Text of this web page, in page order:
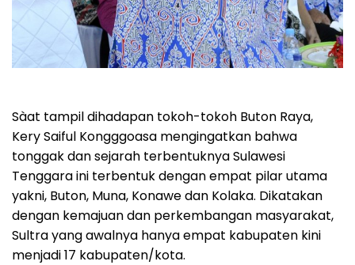
Sàat tampil dihadapan tokoh-tokoh Buton Raya,
Kery Saiful Kongggoasa mengingatkan bahwa
tonggak dan sejarah terbentuknya Sulawesi
Tenggara ini terbentuk dengan empat pilar utama
yakni, Buton, Muna, Konawe dan Kolaka. Dikatakan
dengan kemajuan dan perkembangan masyarakat,
Sultra yang awalnya hanya empat kabupaten kini
menjadi 17 kabupaten/kota.